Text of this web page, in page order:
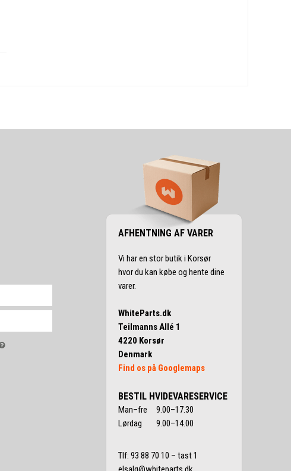
AFHENTNING AF VARER
Vi har en stor butik i Korsør
hvor du kan købe og hente dine
varer.
WhiteParts.dk
Teilmanns Allé 1
4220 Korsør
Denmark
Find os på Googlemaps
BESTIL HVIDEVARESERVICE
Man–fre 9.00–17.30
Lørdag 9.00–14.00
Tlf: 93 88 70 10 – tast 1